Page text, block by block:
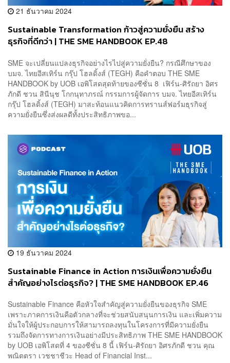
21 ธันวาคม 2024
Sustainable Transformation ก้าวสู่ความยั่งยืน สร้าง
ธุรกิจที่ดีกว่า | THE SME HANDBOOK EP.48
SME จะเปลี่ยนแปลงธุรกิจอย่างไรไปสู่ความยั่งยืน? กรณีศึกษาของ
บมจ. ไทยอีสเทิร์น กรุ๊ป โฮลดิ้งส์ (TEGH) คือคำตอบ THE SME
HANDBOOK by UOB เอพิโสดสุดท้ายของซีซั่น 8 เฟิร์น-ศิรัถยา อิศร
ภักดี ชวน สินีนุช โกกนุทาภรณ์ กรรมการผู้จัดการ บมจ. ไทยอีสเทิร์น
กรุ๊ป โฮลดิ้งส์ (TEGH) มาสะท้อนแนวคิดการทรานส์ฟอร์มธุรกิจสู่
ความยั่งยืนซึ่งส่งผลดีทั้งประสิทธิภาพขอ...
19 ธันวาคม 2024
Sustainable Finance in Action การเงินเพื่อความยั่งยืน
สำคัญอย่างไรต่อธุรกิจ? | THE SME HANDBOOK EP.46
Sustainable Finance คือหัวใจสำคัญสู่ความยั่งยืนของธุรกิจ SME
เพราะภาคการเงินคือตัวกลางที่จะช่วยสนับสนุนการเงิน และเพิ่มความ
มั่นใจให้ผู้ประกอบการให้สามารถลงทุนในโครงการที่มีความยั่งยืน
รวมถึงจัดการทางการเงินอย่างมีประสิทธิภาพ THE SME HANDBOOK
by UOB เอพิโสดที่ 4 ของซีซั่น 8 นี้ เฟิร์น-ศิรัถยา อิศรภักดี ชวน คุณ
พณิตตรา เวชชาชีวะ Head of Financial Inst...